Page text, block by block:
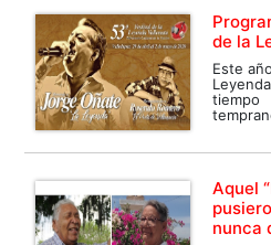
de la
Este
Aquel
nunca